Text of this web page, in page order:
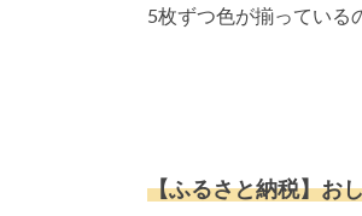
5枚ずつ色が揃っている
【ふるさと納税】お